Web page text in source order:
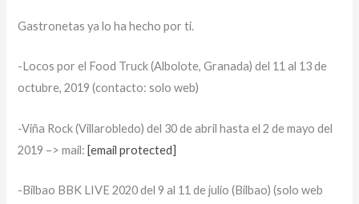
Gastronetas ya lo ha hecho por ti.
-Locos por el Food Truck (Albolote, Granada) del 11 al 13 de
octubre, 2019 (contacto: solo web)
-Viña Rock (Villarobledo) del 30 de abril hasta el 2 de mayo del
2019 –> mail: [email protected]
-Bilbao BBK LIVE 2020 del 9 al 11 de julio (Bilbao) (solo web